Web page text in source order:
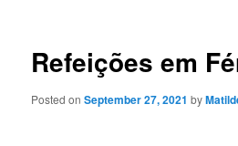
Refeições em
Posted onSeptember 27, 2021 by